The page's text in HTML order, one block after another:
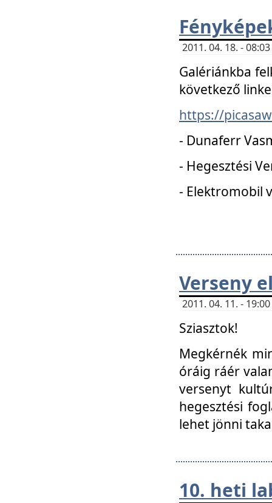
2011. 04. 18. -
Galériánkba
következő
https://
- Dunaferr
- Hegesztési
- Elektromobil
Verseny
2011. 04. 11. -
Sziasztok!
Megkérnék
óráig ráér
versenyt
hegesztési
lehet jönni
10. heti